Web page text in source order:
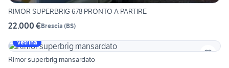
RIMOR SUPERBRIG 678 PRONTO A PARTIRE
22.000 €Brescia (BS)
Vetrina
Rimor superbrig mansardato